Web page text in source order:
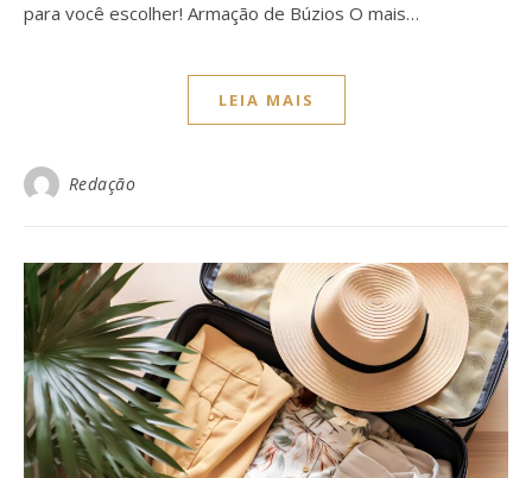
para você escolher! Armação de Búzios O mais…
LEIA MAIS
Redação